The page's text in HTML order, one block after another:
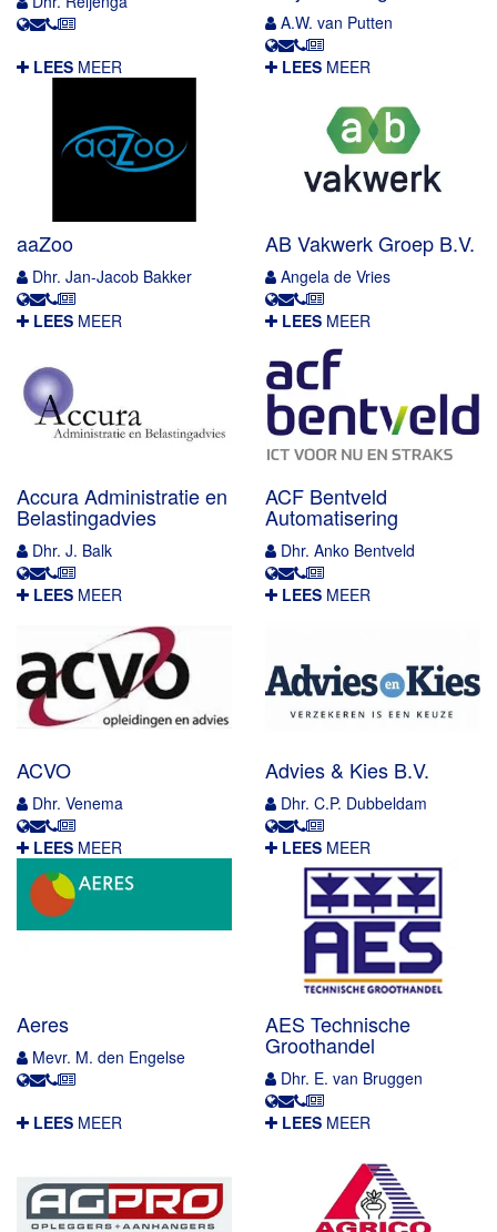
A.W. van Putten
LEES MEER
aaZoo
Dhr. Jan-Jacob Bakker
LEES MEER
AB Vakwerk Groep B.V.
Angela de Vries
LEES MEER
Accura Administratie en
Belastingadvies
Dhr. J. Balk
LEES MEER
ACF Bentveld
Automatisering
Dhr. Anko Bentveld
LEES MEER
ACVO
Dhr. Venema
LEES MEER
Advies & Kies B.V.
Dhr. C.P. Dubbeldam
LEES MEER
Aeres
Mevr. M. den Engelse
LEES MEER
AES Technische
Groothandel
Dhr. E. van Bruggen
LEES MEER LEES MEER